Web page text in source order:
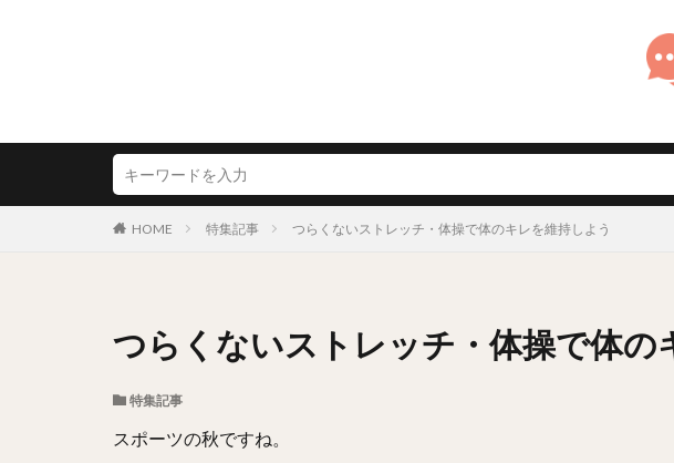
HOME 特集記事 つらくないストレッチ・体操で体のキレを維持しよう
つらくないストレッチ・体操で体の
特集記事
スポーツの秋ですね。